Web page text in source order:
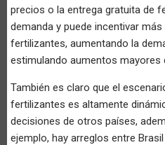
precios o la entrega gratuita de
demanda y puede incentivar
fertilizantes, aumentando la
estimulando aumentos mayores
También es claro que el
fertilizantes es altamente
decisiones de otros países,
ejemplo, hay arreglos entre